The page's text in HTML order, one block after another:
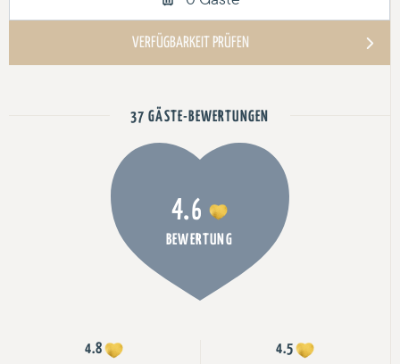
37 GÄSTE-BEWERTUNGEN
4.6
BEWERTUNG
4.8 4.5